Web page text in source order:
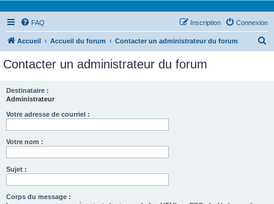
FAQ Connexion
Inscription
Accueil Accueil du forum Contacter un administrateur du forum
Contacter un administrateur du forum
Destinataire :
Administrateur
Votre adresse de courriel :
Votre nom :
Sujet :
Corps du message :